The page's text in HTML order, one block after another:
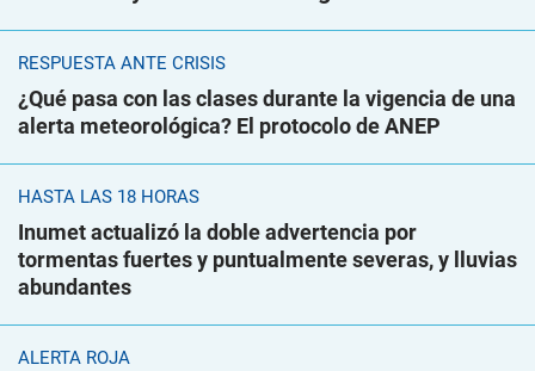
RESPUESTA ANTE CRISIS
¿Qué pasa con las clases durante la vigencia de una
alerta meteorológica? El protocolo de ANEP
HASTA LAS 18 HORAS
Inumet actualizó la doble advertencia por
tormentas fuertes y puntualmente severas, y lluvias
abundantes
ALERTA ROJA